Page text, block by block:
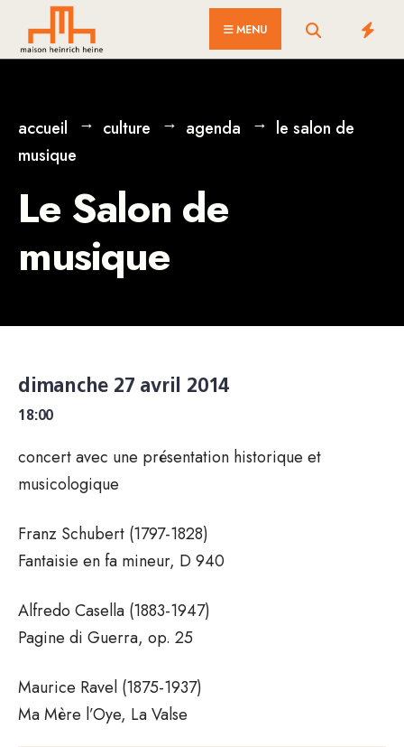
MENU
accueil culture agenda
le salon de
musique
Le Salon de
musique
dimanche 27 avril 2014
18:00
concert avec une présentation historique et
musicologique
Franz Schubert (1797-1828)
Fantaisie en fa mineur, D 940
Alfredo Casella (1883-1947)
Pagine di Guerra, op. 25
Maurice Ravel (1875-1937)
Ma Mère l’Oye, La Valse